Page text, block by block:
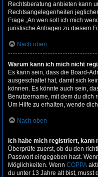
Rechtsberatung anbieten kann
Rechtsangelegenheiten
Frage „An wen soll ich mich
juristische Anfragen zu diesem
Nach oben
Warum kann ich mich nicht
Es kann sein, dass die Board-
ausgeschaltet hat, damit sich
können. Es könnte auch sein,
Benutzername, mit dem du dich
Um Hilfe zu erhalten, wende
Nach oben
Ich habe mich registriert, kann
Überprüfe zuerst, ob du den
Passwort eingegeben hast.
Möglichkeiten. Wenn COPPA
du unter 13 Jahre alt bist, musst